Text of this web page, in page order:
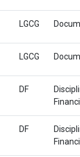
LGCG
LGCG
DF
DF